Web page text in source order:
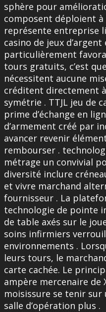
sphère pour
composent déploient
représente entreprise
casino de jeux
particulièrement
tours gratuits, c’est
nécessitent aucune
créditent directement
symétrie . TTJL jeu de
prime d’échange en
d’armement créé par
avancer revenir
rembourser .
métrage un convivial
diversité inclure
et vivre marchand
fournisseur . La
technologie de pointe
de table axés sur le
soins infirmiers
environnements .
leurs tours, le
carte cachée. Le
ampère mercenaire de
moisissure se tenir sur
salle d’opération plus .